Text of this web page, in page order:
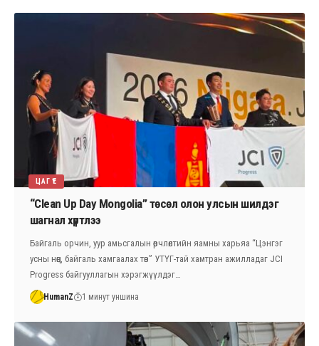
ЦАГ ҮЕ
“Clean Up Day Mongolia” төсөл олон улсын шилдэг
шагнал хүртлээ
Байгаль орчин, уур амьсгалын өөрчлөлтийн яамны харьяа “Цэнгэг
усны нөөц, байгаль хамгаалах төв” УТҮГ-тай хамтран ажилладаг JCI
Progress байгууллагын хэрэгжүүлдэг…
HumanZ 1 минут уншина